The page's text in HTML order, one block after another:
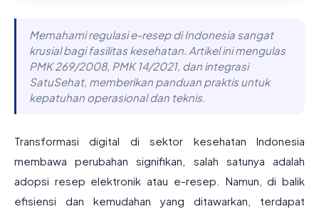
Memahami regulasi e-resep di Indonesia sangat
krusial bagi fasilitas kesehatan. Artikel ini mengulas
PMK 269/2008, PMK 14/2021, dan integrasi
SatuSehat, memberikan panduan praktis untuk
kepatuhan operasional dan teknis.
Transformasi digital di sektor kesehatan Indonesia
membawa perubahan signifikan, salah satunya adalah
adopsi resep elektronik atau e-resep. Namun, di balik
efisiensi dan kemudahan yang ditawarkan, terdapat